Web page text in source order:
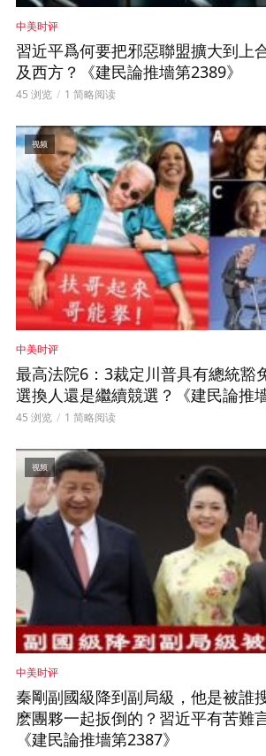
中美时评
習近平爲何要把邪惡聯盟擴大到上
及西方？《建民論推墻第2389》
45 浏览 1 简略阅读
视频
中美时评
最高法院6：3裁定川普具有總統豁
選換人還是繼續競選？《建民論推
45 浏览 1 简略阅读
视频
中美时评
秦剛副國級降到副局級，他是被誰
麽團夥一起扳倒的？習近平有苦難
《建民論推墻第2387》